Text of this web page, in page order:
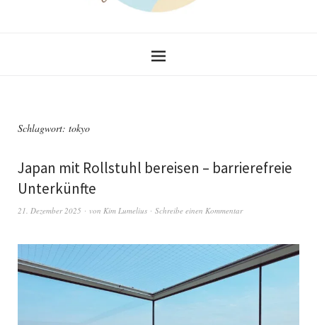
Schlagwort: tokyo
Japan mit Rollstuhl bereisen – barrierefreie
Unterkünfte
21. Dezember 2025 von Kim Lumelius Schreibe einen Kommentar